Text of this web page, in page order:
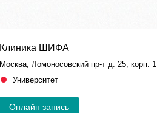
Клиника ШИФА
Москва, Ломоносовский пр-т д. 25, корп. 1
Университет
Онлайн запись